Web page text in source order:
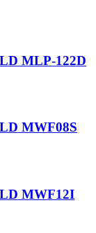
MLP-122D
MWF08S
MWF12I